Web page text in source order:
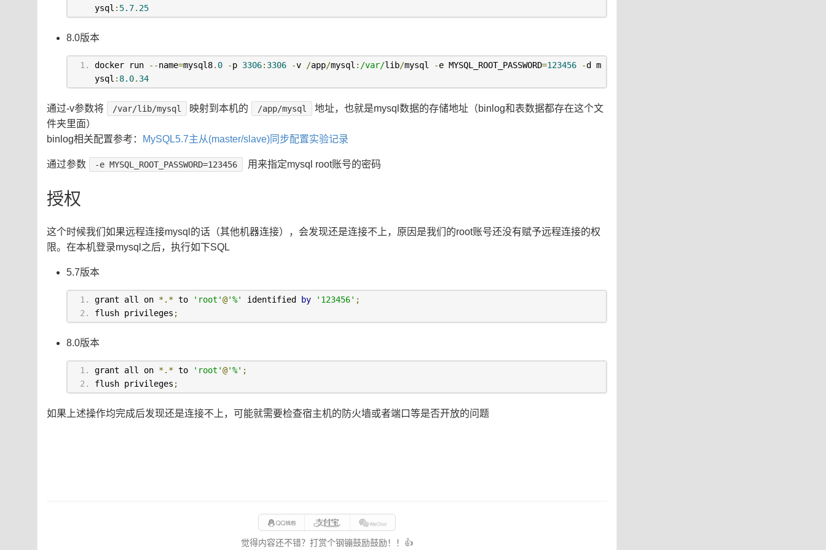
ysql : 5.7. 25
8.0版本
docker run --name=mysql8. 0 -p 3306: 3306 -v /app/mysql : /var/lib/mysql -e MYSQL_ROOT_PASSWORD=123456 -d m
ysql : 8.0. 34
通过-v参数将 /var/lib/mysql 映射到本机的 /app/mysql
地址，也就是mysql数据的存储地址（binlog和表数据都存在这个文
件夹里面）
binlog相关配置参考：
MySQL5.7主从(master/slave)同步配置实验记录
通过参数 -e MYSQL_ROOT_PASSWORD=123456 用来指定mysql root账号的密码
授权
这个时候我们如果远程连接mysql的话（其他机器连接），会发现还是连接不上，原因是我们的root账号还没有赋予远程连接的权
限。在本机登录mysql之后，执行如下SQL
5.7版本
grant all on *.* to 'root'@'%' identified by '123456' ;
flush privileges ;
8.0版本
grant all on *.* to 'root'@'%' ;
flush privileges ;
如果上述操作均完成后发现还是连接不上，可能就需要检查宿主机的防火墙或者端口等是否开放的问题
觉得内容还不错？打赏个钢镚鼓励鼓励！！👍